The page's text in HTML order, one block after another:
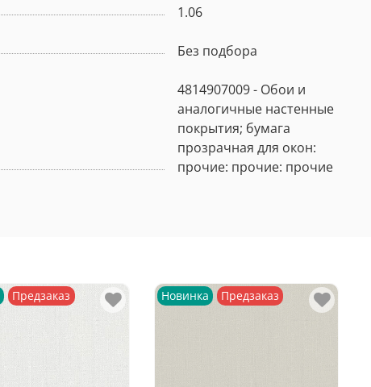
1.06
Без подбора
4814907009 - Обои и
аналогичные настенные
покрытия; бумага
прозрачная для окон:
прочие: прочие: прочие
Предзаказ Новинка Предзаказ